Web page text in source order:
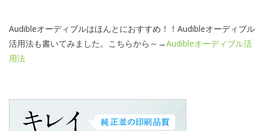
Audibleオーディブルはほんとにおすすめ！！Audibleオーディブル
活用法も書いてみました。こちらから～→Audibleオーディブル活
用法